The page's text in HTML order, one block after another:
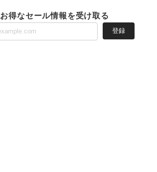
お得なセール情報を受け取る
登録